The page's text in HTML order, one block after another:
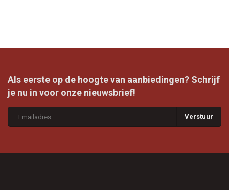
Als eerste op de hoogte van aanbiedingen? Schrijf
je nu in voor onze nieuwsbrief!
Verstuur